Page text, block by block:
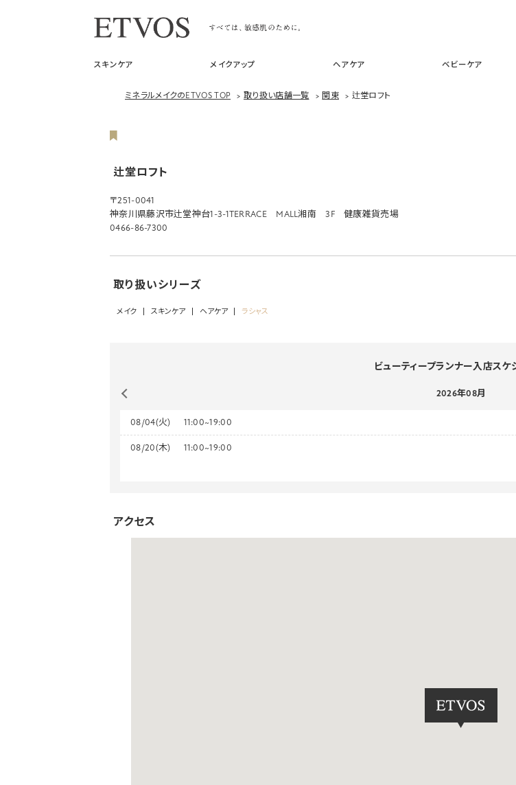
スキンケア メイクアップ ヘアケア ベビーケア
ミネラルメイクのETVOS TOP >取り扱い店舗一覧 > 関東 > 辻堂ロフト
辻堂ロフト
〒251-0041
神奈川県藤沢市辻堂神台1-3-1TERRACE MALL湘南 3F 健康雑貨売場
0466-86-7300
取り扱いシリーズ
メイク スキンケア ヘアケア ラシャス
ビューティープランナー入店スケ
2026年08月
08/04(火) 11:00~19:00
08/20(木) 11:00~19:00
アクセス